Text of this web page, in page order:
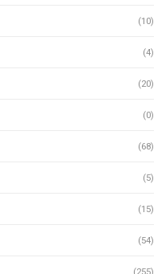
(10)
(4)
(20)
(0)
(68)
(5)
(15)
(54)
(255)